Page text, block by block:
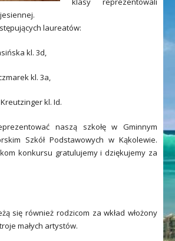
laureatów:
kl. 3d,
kl. 3a,
kl. Id.
naszą szkołę w Gminnym
Szkół Podstawowych w Kąkolewie.
konkursu gratulujemy i dziękujemy za
się również rodzicom za wkład włożony
małych artystów.